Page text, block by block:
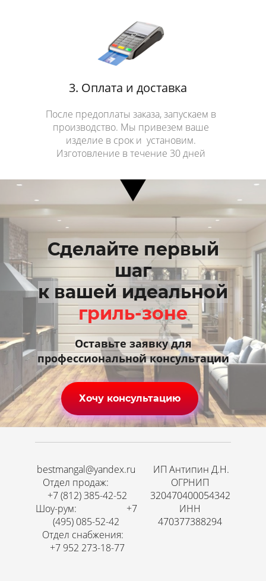
3. Оплата и доставка
После предоплаты заказа, запускаем в
производство. Мы привезем ваше
изделие в срок и установим.
Изготовление в течение 30 дней
Сделайте первый
шаг
к вашей идеальной
гриль-зоне
Оставьте заявку для
профессиональной консультации
Хочу консультацию
bestmangal@yandex.ru
Отдел продаж:
+7 (812) 385-42-52
Шоу-рум: +7
(495) 085-52-42
Отдел снабжения:
+7 952 273-18-77
ИП Антипин Д.Н.
ОГРНИП
320470400054342
ИНН
470377388294